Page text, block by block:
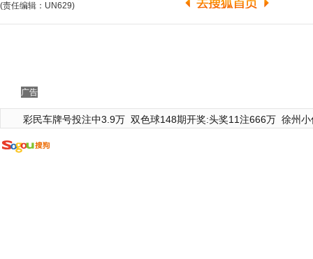
(责任编辑：UN629)
广告
彩民车牌号投注中3.9万 双色球148期开奖:头奖11注666万 徐州